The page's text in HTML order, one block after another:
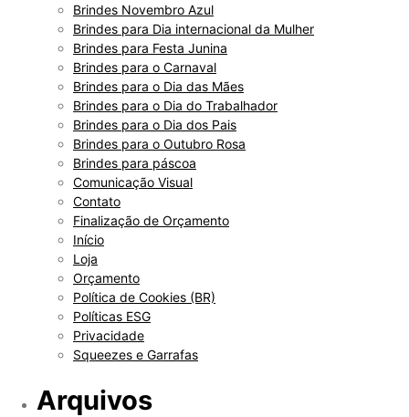
Brindes Novembro Azul
Brindes para Dia internacional da Mulher
Brindes para Festa Junina
Brindes para o Carnaval
Brindes para o Dia das Mães
Brindes para o Dia do Trabalhador
Brindes para o Dia dos Pais
Brindes para o Outubro Rosa
Brindes para páscoa
Comunicação Visual
Contato
Finalização de Orçamento
Início
Loja
Orçamento
Política de Cookies (BR)
Políticas ESG
Privacidade
Squeezes e Garrafas
Arquivos